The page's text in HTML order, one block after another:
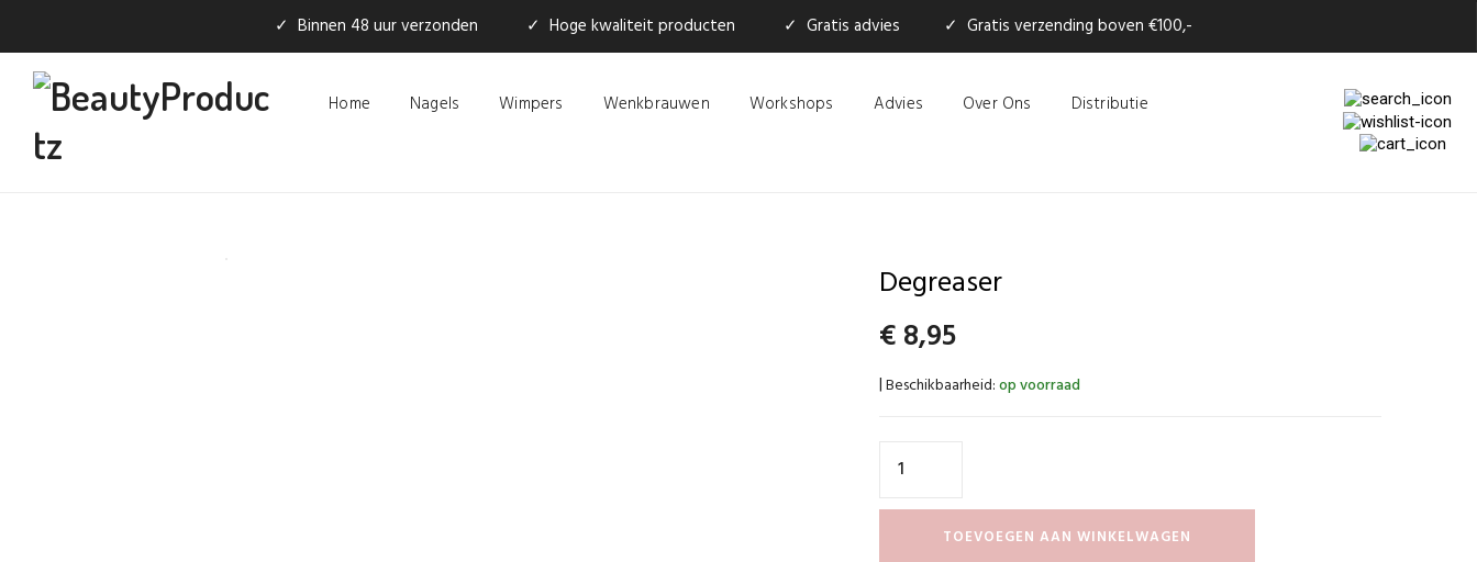
✓ Binnen 48 uur verzonden ✓ Hoge kwaliteit producten ✓ Gratis advies ✓ Gratis verzending boven €100,-
Home Nagels Wimpers Wenkbrauwen Workshops Advies Over Ons Distributie
Degreaser
€8,95
Beschikbaarheid:op voorraad
TOEVOEGEN AAN WINKELWAGEN